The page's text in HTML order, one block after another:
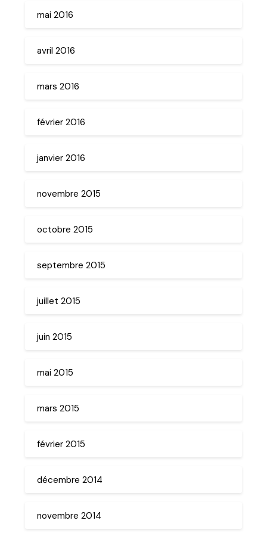
mai 2016
avril 2016
mars 2016
février 2016
janvier 2016
novembre 2015
octobre 2015
septembre 2015
juillet 2015
juin 2015
mai 2015
mars 2015
février 2015
décembre 2014
novembre 2014